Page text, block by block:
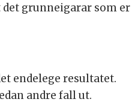
grunneigarar som er
endelege resultatet.
andre fall ut.